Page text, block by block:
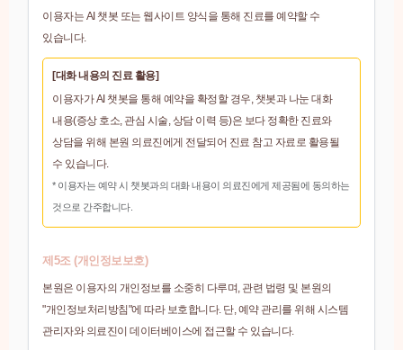
이용자는 AI 챗봇 또는 웹사이트 양식을 통해 진료를 예약할 수
있습니다.
[대화 내용의 진료 활용]
이용자가 AI 챗봇을 통해 예약을 확정할 경우, 챗봇과 나눈 대화
내용(증상 호소, 관심 시술, 상담 이력 등)은 보다 정확한 진료와
상담을 위해 본원 의료진에게 전달되어 진료 참고 자료로 활용될
수 있습니다.
* 이용자는 예약 시 챗봇과의 대화 내용이 의료진에게 제공됨에 동의하는
것으로 간주합니다.
제5조 (개인정보보호)
본원은 이용자의 개인정보를 소중히 다루며, 관련 법령 및 본원의
"개인정보처리방침"에 따라 보호합니다. 단, 예약 관리를 위해 시스템
관리자와 의료진이 데이터베이스에 접근할 수 있습니다.